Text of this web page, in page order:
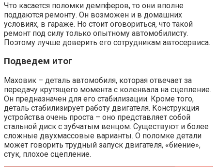
Что касается поломки демпферов, то они вполне
поддаются ремонту. Он возможен и в домашних
условиях, в гараже. Но стоит оговориться, что такой
ремонт под силу только опытному автомобилисту.
Поэтому лучше доверить его сотрудникам автосервиса.
Подведем итог
Маховик – деталь автомобиля, которая отвечает за
передачу крутящего момента с коленвала на сцепление.
Он предназначен для его стабилизации. Кроме того,
деталь стабилизирует работу двигателя. Конструкция
устройства очень проста – оно представляет собой
стальной диск с зубчатым венцом. Существуют и более
сложные двухмассовые варианты. О поломке детали
может говорить трудный запуск двигателя, «биение»,
стук, плохое сцепление.